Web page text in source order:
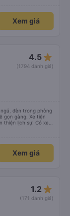
Có một cổng USB,
thay phiên nhau
3 lần để đi vệ sinh.
chúng tôi trả lại
tiện. Nhìn chung
Xem giá
4.5 star_rate
(1794 đánh giá)
đèn trong phòng
gọn gàng. Xe tiện
thiện lịch sự. Có xe
vé hợp lý. Nói
Xem giá
1.2 star_rate
(171 đánh giá)